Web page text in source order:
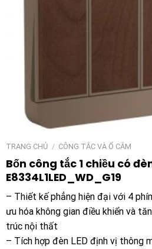
TRANG CHỦ / CÔNG TẮC VÀ Ổ CẮM
Bốn công tắc 1 chiều có
E8334L1LED_WD_G19
– Thiết kế phẳng hiện đại với 4
ưu hóa không gian điều khiển và
trúc nội thất
– Tích hợp đèn LED định vị thông